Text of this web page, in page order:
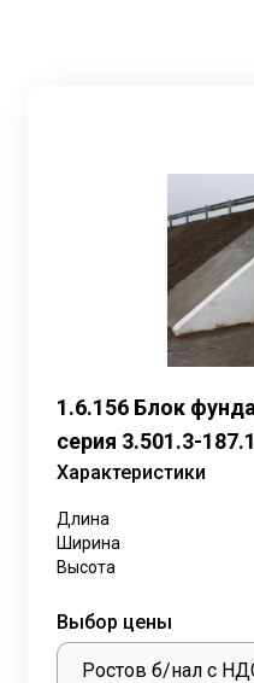
1.6.156 Блок
серия 3.501.3-
Характеристики
Длина
Ширина
Высота
Выбор цены